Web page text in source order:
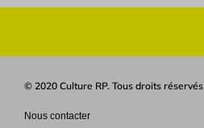
© 2020 Culture RP. Tous droits réservés
Nous contacter